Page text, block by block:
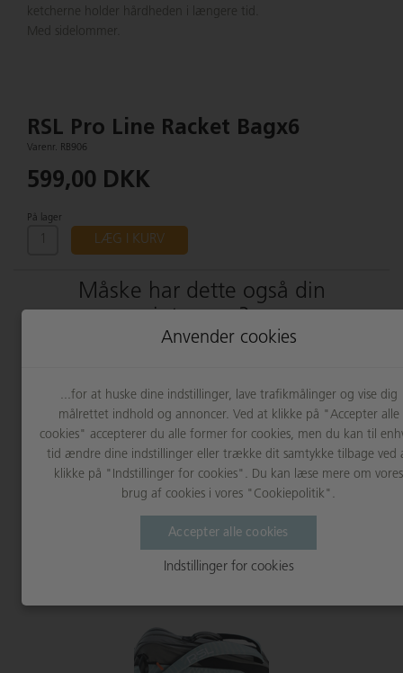
ketcherne holder hårdheden i længere tid.
Med sidelommer.
RSL Pro Line Racket Bagx6
Varenr. RB906
599,00 DKK
På lager
LÆG I KURV
Måske har dette også din
interesse?
RSL Team Racket Bag x 6 Blue
499,00 DKK
Anvender cookies
...for at huske dine indstillinger, lave trafikmålinger og vise dig
målrettet indhold og annoncer. Ved at klikke på "Accepter alle
cookies" accepterer du alle former for cookies, men du kan til
tid ændre dine indstillinger eller trække dit samtykke tilbage ved
klikke på "Indstillinger for cookies". Du kan læse mere om vores
brug af cookies i vores "Cookiepolitik".
Accepter alle cookies
Indstillinger for cookies